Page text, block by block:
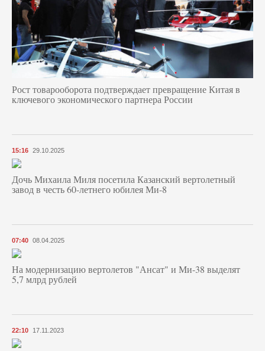
Рост товарооборота подтверждает превращение Китая в
ключевого экономического партнера России
15:16 29.10.2025
Дочь Михаила Миля посетила Казанский вертолетный
завод в честь 60-летнего юбилея Ми-8
07:40 08.04.2025
На модернизацию вертолетов "Ансат" и Ми-38 выделят
5,7 млрд рублей
22:10 17.11.2023